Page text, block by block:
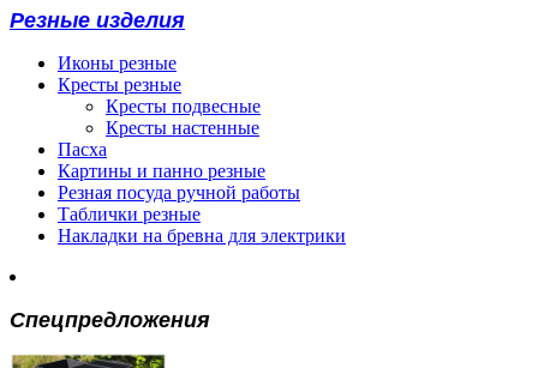
Резные изделия
Иконы резные
Кресты резные
Кресты подвесные
Кресты настенные
Пасха
Картины и панно резные
Резная посуда ручной работы
Таблички резные
Накладки на бревна для электрики
Спецпредложения